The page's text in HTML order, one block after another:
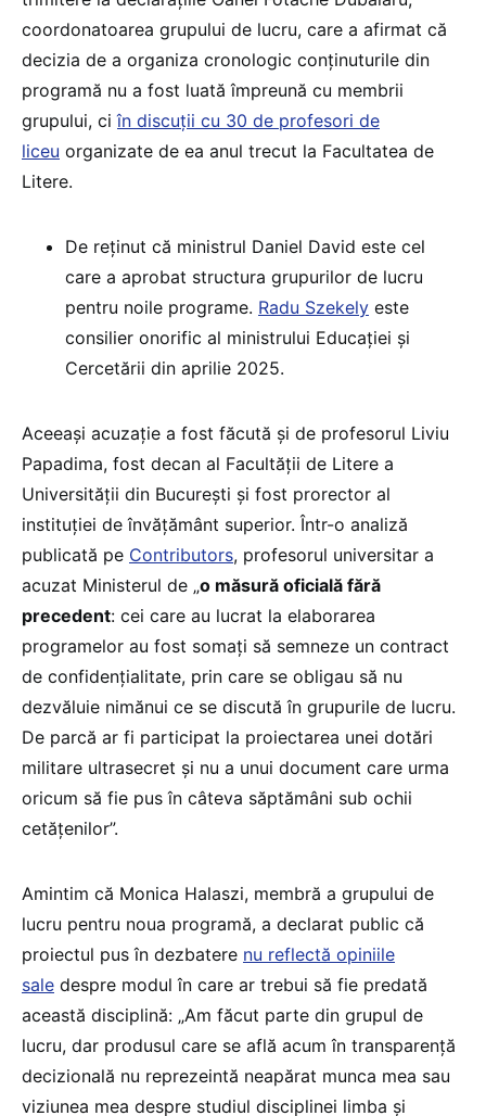
coordonatoarea grupului de lucru, care a afirmat că
decizia de a organiza cronologic conținuturile din
programă nu a fost luată împreună cu membrii
grupului, ciîn discuții cu 30 de profesori de
liceu organizate de ea anul trecut la Facultatea de
Litere.
De reținut că ministrul Daniel David este cel
care a aprobat structura grupurilor de lucru
pentru noile programe. Radu Szekely este
consilier onorific al ministrului Educației și
Cercetării din aprilie 2025.
Aceeași acuzație a fost făcută și de profesorul Liviu
Papadima, fost decan al Facultății de Litere a
Universității din București și fost prorector al
instituției de învățământ superior. Într-o analiză
publicată pe Contributors, profesorul universitar a
acuzat Ministerul de „o măsură oficială fără
precedent: cei care au lucrat la elaborarea
programelor au fost somați să semneze un contract
de confidențialitate, prin care se obligau să nu
dezvăluie nimănui ce se discută în grupurile de lucru.
De parcă ar fi participat la proiectarea unei dotări
militare ultrasecret și nu a unui document care urma
oricum să fie pus în câteva săptămâni sub ochii
cetățenilor”.
Amintim că Monica Halaszi, membră a grupului de
lucru pentru noua programă, a declarat public că
proiectul pus în dezbatere nu reflectă opiniile
sale despre modul în care ar trebui să fie predată
această disciplină: „Am făcut parte din grupul de
lucru, dar produsul care se află acum în transparență
decizională nu reprezeintă neapărat munca mea sau
viziunea mea despre studiul disciplinei limba și